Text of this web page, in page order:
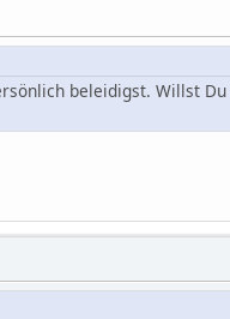
beleidigst. Willst